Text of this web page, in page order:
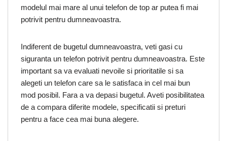
modelul mai mare al unui telefon de top ar putea fi mai
potrivit pentru dumneavoastra.
Indiferent de bugetul dumneavoastra, veti gasi cu
siguranta un telefon potrivit pentru dumneavoastra. Este
important sa va evaluati nevoile si prioritatile si sa
alegeti un telefon care sa le satisfaca in cel mai bun
mod posibil. Fara a va depasi bugetul. Aveti posibilitatea
de a compara diferite modele, specificatii si preturi
pentru a face cea mai buna alegere.